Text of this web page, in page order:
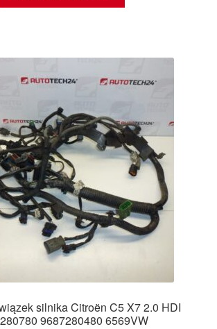
silnika Citroën C5 X7 2.0 HDI
9687280480 6569VW